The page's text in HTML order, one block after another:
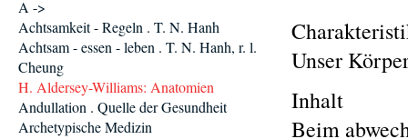
Unser
Inhalt
Beim
A ->
Achtsamkeit - Regeln . T. N. Hanh
Achtsam - essen - leben . T. N. Hanh, r. l.
Cheung
H. Aldersey-Williams: Anatomien
Andullation . Quelle der Gesundheit
Archetypische Medizin